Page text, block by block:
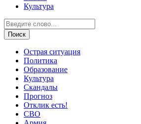
Культура
Острая ситуация
Политика
Образование
Культура
Скандалы
Прогноз
Отклик есть!
СВО